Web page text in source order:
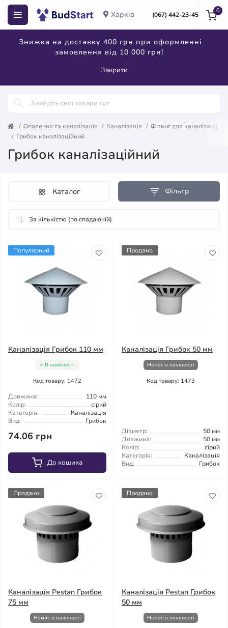
Харків (067) 442-23-45
Знижка на доставку 400 грн при оформленні
замовлення від 10 000 грн!
Закрити
0
Опалення та каналізація Каналізація
Фітинг для каналізації
Грибок каналізаційний
Грибок каналізаційний
Фільтр
Каталог
Популярний
Каналізація Грибок 110 мм
В наявності
Код товару: 1472
Довжина:
110 мм
Колір:
сірий
Категорія:
Каналізація
Вид:
Грибок
74.06 грн
До кошика
Продано
Каналізація Грибок 50 мм
Немає в наявності
Код товару: 1473
Діаметр:
50 мм
Довжина:
50 мм
Колір:
сірий
Категорія:
Каналізація
Вид:
Грибок
Продано
Каналізація Pestan Грибок
75 мм
Немає в наявності
Продано
Каналізація Pestan Грибок
50 мм
Немає в наявності